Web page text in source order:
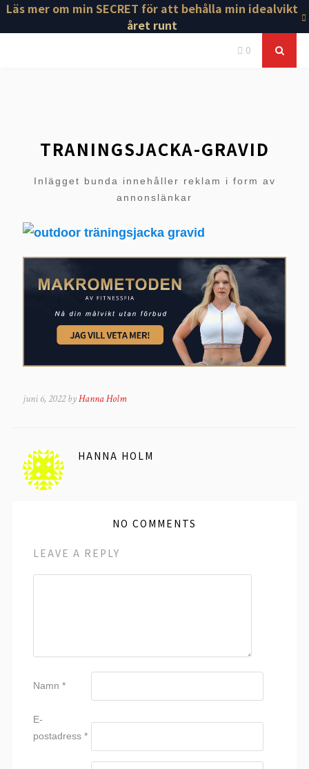
Läs mer om min SECRET för att behålla min idealvikt
året runt
0
TRANINGSJACKA-GRAVID
Inlägget bunda innehåller reklam i form av
annonslänkar
juni 6, 2022 byHanna Holm
HANNA HOLM
NO COMMENTS
LEAVE A REPLY
Namn *
E-
postadress *